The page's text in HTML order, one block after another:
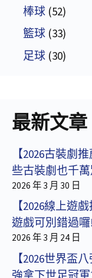
棒球 (52)
籃球 (33)
足球 (30)
最新文章
【2026古裝劇
些古裝劇也千
2026 年 3 月 30 日
【2026線上遊
遊戲可別錯過
2026 年 3 月 24 日
【2026世界盃
強拿下世足冠軍